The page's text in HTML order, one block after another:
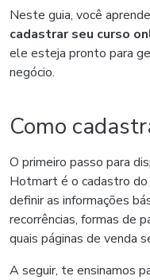
Neste guia, você
cadastrar seu curso
ele esteja pronto para
negócio.
Como
O primeiro passo para
Hotmart é o cadastro
definir as informações
recorrências, formas de
quais páginas de venda
A seguir, te ensinamos